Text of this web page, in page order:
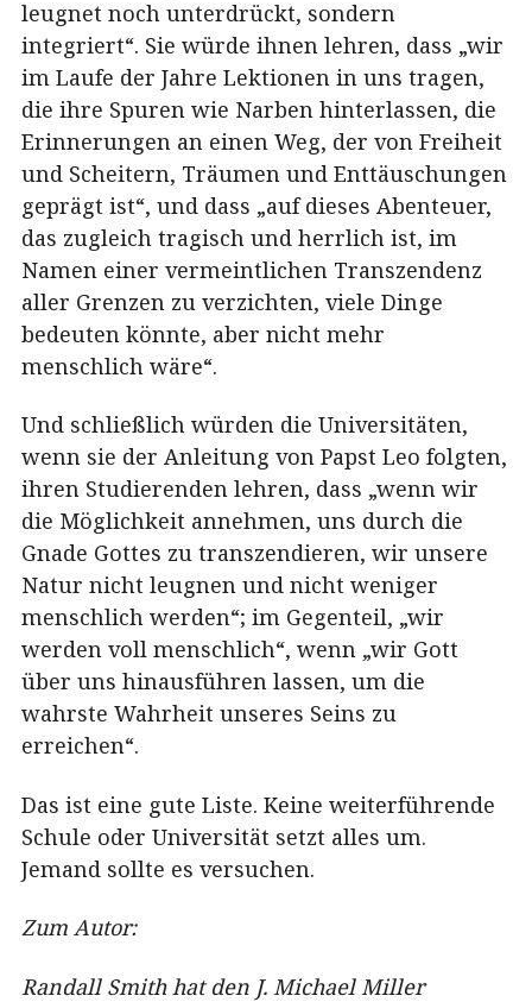
leugnet noch unterdrückt, sondern
integriert“. Sie würde ihnen lehren, dass „wir
im Laufe der Jahre Lektionen in uns tragen,
die ihre Spuren wie Narben hinterlassen, die
Erinnerungen an einen Weg, der von Freiheit
und Scheitern, Träumen und Enttäuschungen
geprägt ist“, und dass „auf dieses Abenteuer,
das zugleich tragisch und herrlich ist, im
Namen einer vermeintlichen Transzendenz
aller Grenzen zu verzichten, viele Dinge
bedeuten könnte, aber nicht mehr
menschlich wäre“.
Und schließlich würden die Universitäten,
wenn sie der Anleitung von Papst Leo folgten,
ihren Studierenden lehren, dass „wenn wir
die Möglichkeit annehmen, uns durch die
Gnade Gottes zu transzendieren, wir unsere
Natur nicht leugnen und nicht weniger
menschlich werden“; im Gegenteil, „wir
werden voll menschlich“, wenn „wir Gott
über uns hinausführen lassen, um die
wahrste Wahrheit unseres Seins zu
erreichen“.
Das ist eine gute Liste. Keine weiterführende
Schule oder Universität setzt alles um.
Jemand sollte es versuchen.
Zum Autor:
Randall Smith hat den J. Michael Miller